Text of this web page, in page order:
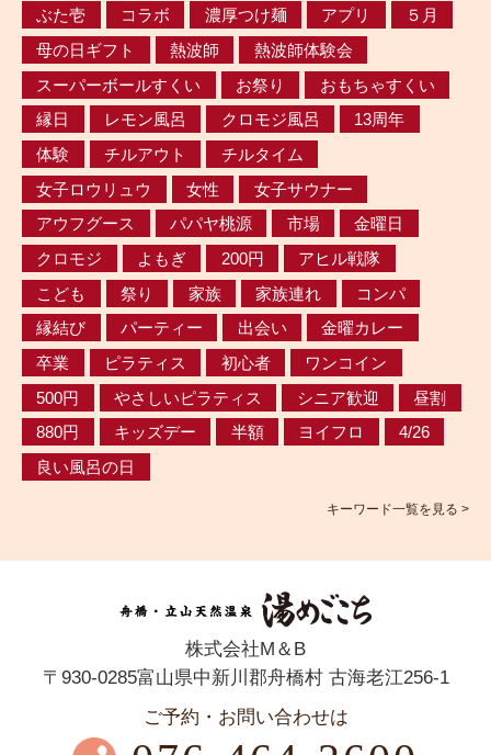
ぶた壱
コラボ 濃厚つけ麺 アプリ
５月
母の日ギフト
熱波師
熱波師体験会
スーパーボールすくい
お祭り
おもちゃすくい
縁日
レモン風呂 クロモジ風呂
13周年
体験
チルアウト
チルタイム
女子ロウリュウ
女性
女子サウナー
アウフグース
パパヤ桃源 市場
金曜日
クロモジ
よもぎ 200円
アヒル戦隊
こども
祭り 家族 家族連れ
コンパ
縁結び
パーティー 出会い
金曜カレー
卒業
ピラティス 初心者
ワンコイン
500円
やさしいピラティス シニア歓迎
昼割
880円
キッズデー 半額 ヨイフロ
4/26
良い風呂の日
キーワード一覧を見る >
株式会社M＆B
〒930-0285富山県中新川郡舟橋村 古海老江256-1
ご予約・お問い合わせは